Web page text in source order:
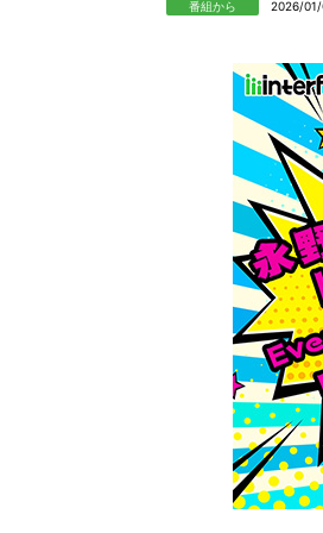
番組から 2026/